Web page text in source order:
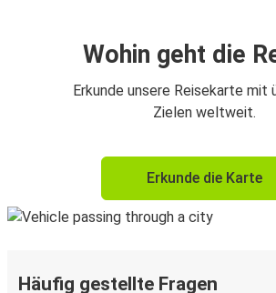
Wohin geht die
Erkunde unsere Reisekarte mit
Zielen weltweit.
Erkunde die Karte
Häufig gestellte Fragen